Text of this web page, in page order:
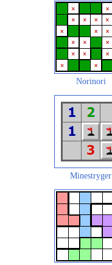
Norinori
Minestryger